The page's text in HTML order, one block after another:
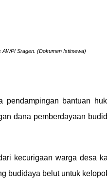
Sragen. (Dokumen Istimewa)
bantuan
dana pemberdayaan
kecurigaan warga desa
budidaya belut untuk